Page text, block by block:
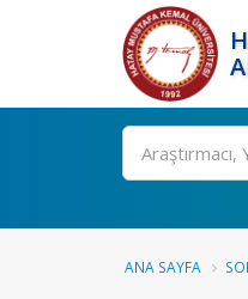
Ara
ANA SAYFA